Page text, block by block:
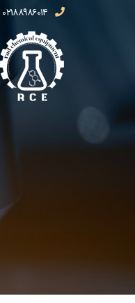
۰۲۱۸۸۹۸۶۰۱۴